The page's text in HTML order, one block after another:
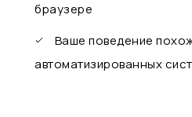
браузере
Ваше поведение
автоматизированных